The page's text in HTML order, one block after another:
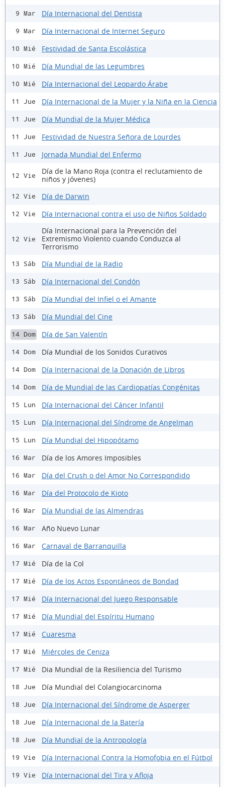
9 Mar Día Internacional del Dentista
9 Mar Día Internacional de Internet Seguro
10 Mié Festividad de Santa Escolástica
10 Mié Día Mundial de las Legumbres
10 Mié Día Internacional del Leopardo Árabe
11 Jue Día Internacional de la Mujer y la Niña en la Ciencia
11 Jue Día Mundial de la Mujer Médica
11 Jue Festividad de Nuestra Señora de Lourdes
11 Jue Jornada Mundial del Enfermo
12 Vie
Día de la Mano Roja (contra el reclutamiento de
niños y jóvenes)
12 Vie Día de Darwin
12 Vie Día Internacional contra el uso de Niños Soldado
12 Vie
Día Internacional para la Prevención del
Extremismo Violento cuando Conduzca al
Terrorismo
13 Sáb Día Mundial de la Radio
13 Sáb Día Internacional del Condón
13 Sáb Día Mundial del Infiel o el Amante
13 Sáb Día Mundial del Cine
14 Dom Día de San Valentín
14 Dom Día Mundial de los Sonidos Curativos
14 Dom Día Internacional de la Donación de Libros
14 Dom Día de Mundial de las Cardiopatías Congénitas
15 Lun Día Internacional del Cáncer Infantil
15 Lun Día Internacional del Síndrome de Angelman
15 Lun Día Mundial del Hipopótamo
16 Mar Día de los Amores Imposibles
16 Mar Día del Crush o del Amor No Correspondido
16 Mar Día del Protocolo de Kioto
16 Mar Día Mundial de las Almendras
16 Mar Año Nuevo Lunar
16 Mar Carnaval de Barranquilla
17 Mié Día de la Col
17 Mié Día de los Actos Espontáneos de Bondad
17 Mié Día Internacional del Juego Responsable
17 Mié Día Mundial del Espíritu Humano
17 Mié Cuaresma
17 Mié Miércoles de Ceniza
17 Mié Dia Mundial de la Resiliencia del Turismo
18 Jue Día Mundial del Colangiocarcinoma
18 Jue Día Internacional del Síndrome de Asperger
18 Jue Día Internacional de la Batería
18 Jue Día Mundial de la Antropología
19 Vie Día Internacional Contra la Homofobia en el Fútbol
19 Vie Día Internacional del Tira y Afloja